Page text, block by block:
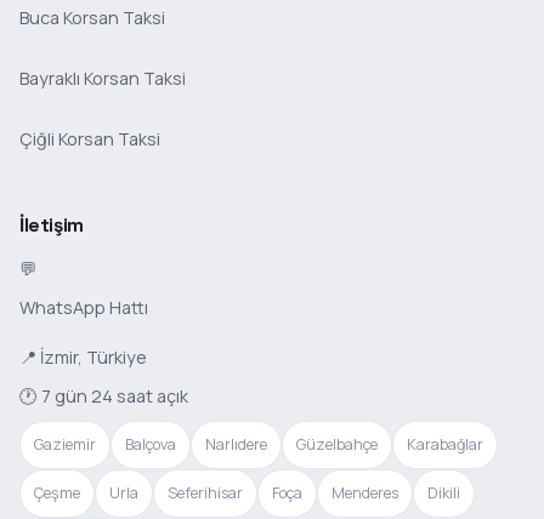
Buca Korsan Taksi
Bayraklı Korsan Taksi
Çiğli Korsan Taksi
İletişim
💬
WhatsApp Hattı
📍 İzmir, Türkiye
🕐 7 gün 24 saat açık
Gaziemir Balçova Narlıdere Güzelbahçe Karabağlar
Çeşme Urla Seferihisar Foça Menderes Dikili